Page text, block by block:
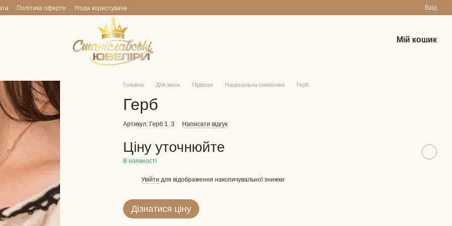
Політика оферти Угода користувача Вхід
Мій кошик
Головна Для жінок Підвіски Національна символіка Герб
Герб
Артикул: Герб 1. 3 Написати відгук
Ціну уточнюйте
В наявності
Увійти для відображення накопичувальної знижки
Дізнатися ціну